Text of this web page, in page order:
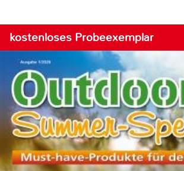
kostenloses Probeexemplar